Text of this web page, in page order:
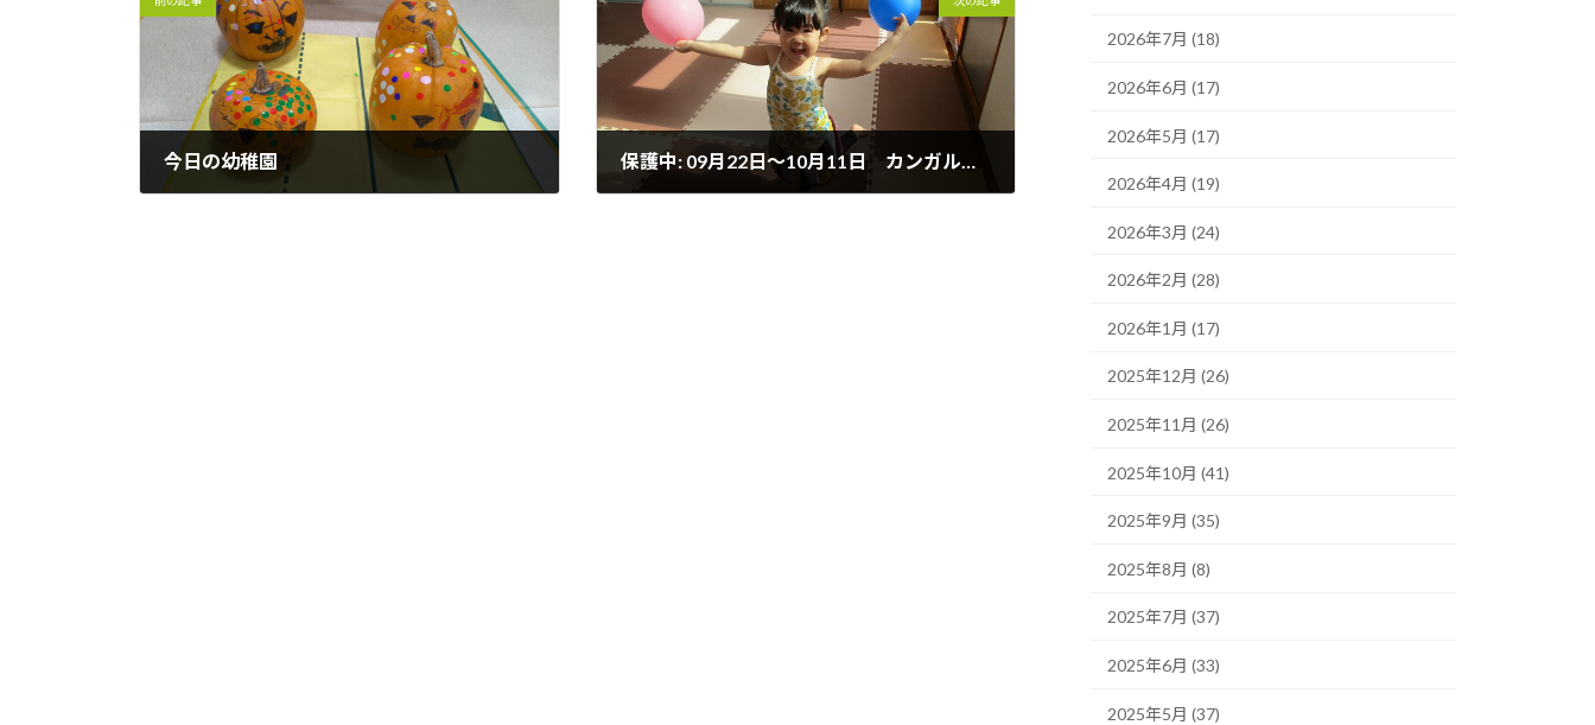
今日の幼稚園 保護中: 09月22日～10月11日 カンガルークラブの様子
2026年7月 (18)
2026年6月 (17)
2026年5月 (17)
2026年4月 (19)
2026年3月 (24)
2026年2月 (28)
2026年1月 (17)
2025年12月 (26)
2025年11月 (26)
2025年10月 (41)
2025年9月 (35)
2025年8月 (8)
2025年7月 (37)
2025年6月 (33)
2025年5月 (37)